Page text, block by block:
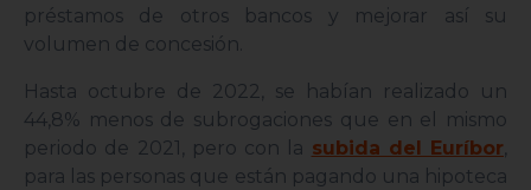
préstamos de otros bancos y mejorar así su
volumen de concesión.
Hasta octubre de 2022, se habían realizado un
44,8% menos de subrogaciones que en el mismo
periodo de 2021, pero con la subida del Euríbor
para las personas que están pagando una hipoteca